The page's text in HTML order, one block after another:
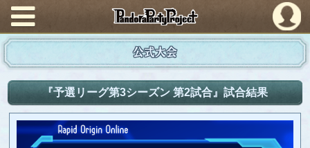
PandoraPartyProject
公式大会
『予選リーグ第3シーズン 第2試合』試合結果